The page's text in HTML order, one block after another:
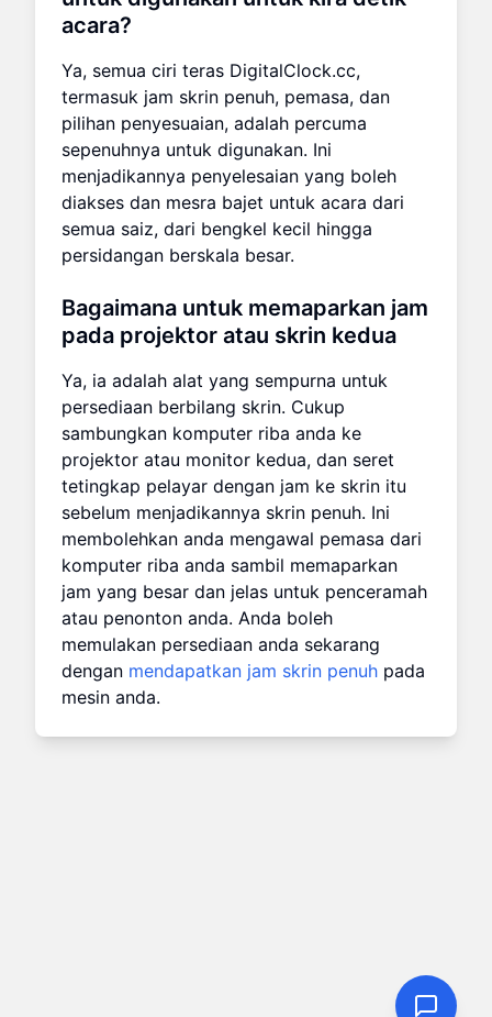
acara?
Ya, semua ciri teras DigitalClock.cc,
termasuk jam skrin penuh, pemasa, dan
pilihan penyesuaian, adalah percuma
sepenuhnya untuk digunakan. Ini
menjadikannya penyelesaian yang boleh
diakses dan mesra bajet untuk acara dari
semua saiz, dari bengkel kecil hingga
persidangan berskala besar.
Bagaimana untuk memaparkan jam
pada projektor atau skrin kedua
Ya, ia adalah alat yang sempurna untuk
persediaan berbilang skrin. Cukup
sambungkan komputer riba anda ke
projektor atau monitor kedua, dan seret
tetingkap pelayar dengan jam ke skrin itu
sebelum menjadikannya skrin penuh. Ini
membolehkan anda mengawal pemasa dari
komputer riba anda sambil memaparkan
jam yang besar dan jelas untuk penceramah
atau penonton anda. Anda boleh
memulakan persediaan anda sekarang
dengan mendapatkan jam skrin penuh pada
mesin anda.